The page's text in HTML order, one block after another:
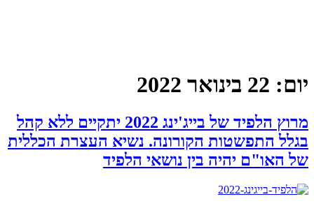
יום: 22 בינואר 2022
מרוץ הלפיד של בייג'ינג 2022 יתקיים ללא קהל
בגלל התפשטות הקורונה. נשיא העצרת הכללית
של האו"ם יהיה בין נושאי הלפיד